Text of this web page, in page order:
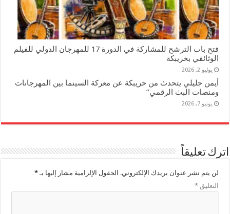
فتح باب الترشح للمشاركة في الدورة 17 للمهرجان الدولي للفيلم
الوثائقي بخريبكة
يوليو 2, 2026
أيمن جليلي يتحدث من خريبكة عن معركة السينما بين المهرجانات
ومنصات البث الرقمي”
يونيو 7, 2026
اترك تعليقاً
لن يتم نشر عنوان بريدك الإلكتروني. الحقول الإلزامية مشار إليها بـ*
التعليق*